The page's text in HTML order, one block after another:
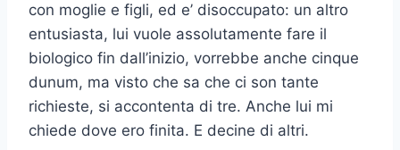
con moglie e figli, ed e’ disoccupato: un altro
entusiasta, lui vuole assolutamente fare il
biologico fin dall’inizio, vorrebbe anche cinque
dunum, ma visto che sa che ci son tante
richieste, si accontenta di tre. Anche lui mi
chiede dove ero finita. E decine di altri.